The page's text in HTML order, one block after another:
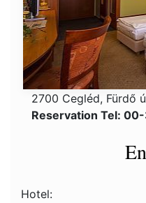
2700 Cegléd, Fürdő
Reservation Tel:
Hotel: